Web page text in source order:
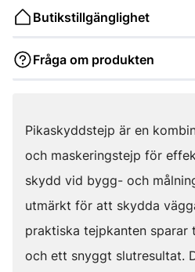
Butikstillgänglighet
Fråga om produkten
Pikaskyddstejp är en
och maskeringstejp för
skydd vid bygg- och
utmärkt för att skydda
praktiska tejpkanten sparar
och ett snyggt slutresultat.